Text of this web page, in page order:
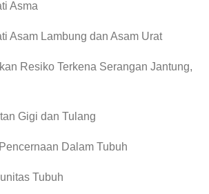
Asma
Asam Lambung dan Asam Urat
Resiko Terkena Serangan Jantung,
Gigi dan Tulang
Dalam Tubuh
Tubuh